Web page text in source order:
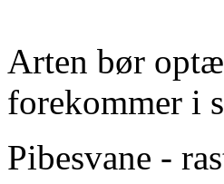
Arten bør
forekommer i
Pibesvane -